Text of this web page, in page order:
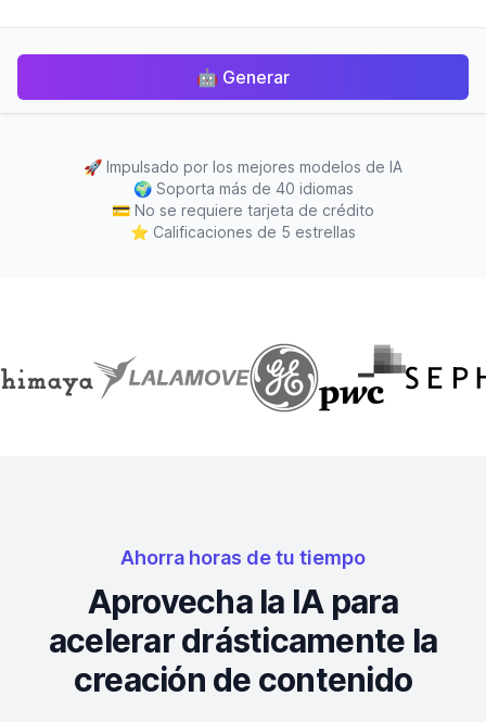
🤖 Generar
🚀 Impulsado por los mejores modelos de IA
🌍 Soporta más de 40 idiomas
💳 No se requiere tarjeta de crédito
⭐ Calificaciones de 5 estrellas
Ahorra horas de tu tiempo
Aprovecha la IA para
acelerar drásticamente la
creación de contenido